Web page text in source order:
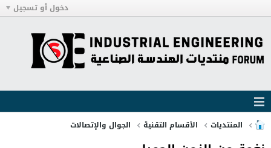
دخول أو تسجيل
المنتديات الأقسام التقنية الجوال والإتصالات